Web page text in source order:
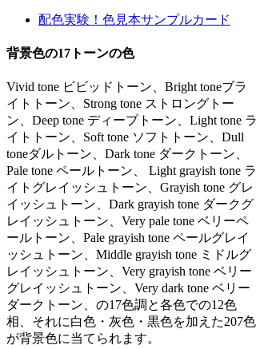
配色実験！色見本サンプルカード
背景色の17トーンの色
Vivid tone ビビッドトーン、Bright toneブラ
イトトーン、Strong tone ストロングトー
ン、Deep tone ディープトーン、Light tone ラ
イトトーン、Soft tone ソフトトーン、Dull
toneダルトーン、Dark tone ダークトーン、
Pale tone ペールトーン、 Light grayish tone ラ
イトグレイッシュトーン、Grayish tone グレ
イッシュトーン、Dark grayish tone ダークグ
レイッシュトーン、Very pale tone ベリーペ
ールトーン、Pale grayish tone ペールグレイ
ッシュトーン、Middle grayish tone ミドルグ
レイッシュトーン、Very grayish tone ベリー
グレイッシュトーン、Very dark tone ベリー
ダークトーン、の17色調と各色での12色
相、それに白色・灰色・黒色を加えた207色
が背景色に当てられます。